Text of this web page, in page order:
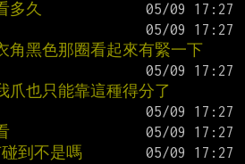
多久
角黑色那圈看起來有緊一下
爪也只能靠這種得分了
到不是嗎